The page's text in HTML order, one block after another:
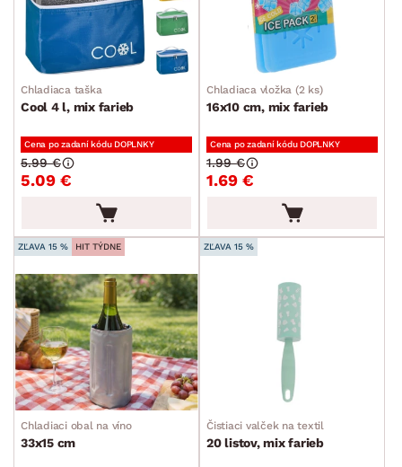
Chladiaca taška
Cool 4 l, mix farieb
Cena po zadaní kódu DOPLNKY
5.09 €
5.99 €
Chladiaca vložka (2 ks)
16x10 cm, mix farieb
Cena po zadaní kódu DOPLNKY
1.69 €
1.99 €
ZĽAVA 15 % HIT TÝDNE
Chladiaci obal na víno
33x15 cm
ZĽAVA 15 %
Čistiaci valček na textil
20 listov, mix farieb